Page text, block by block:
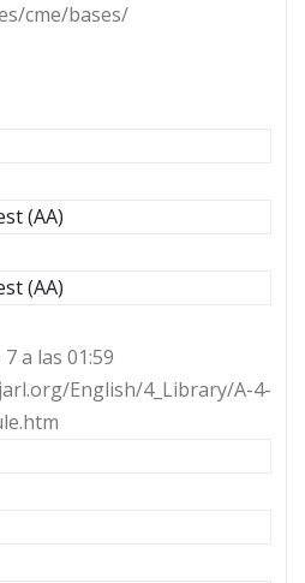
cme/bases/
(AA)
(AA)
a las 01:59
English/4_Library/A-4-